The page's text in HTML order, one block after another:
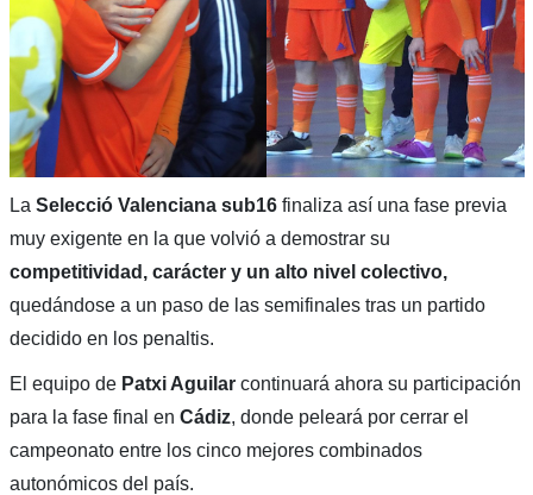
La Selecció Valenciana sub16finaliza así una fase previa
muy exigente en la que volvió a demostrar su
competitividad, carácter y un alto nivel colectivo,
quedándose a un paso de las semifinales tras un partido
decidido en los penaltis.
El equipo de Patxi Aguilarcontinuará ahora su participación
para la fase final en Cádiz, donde peleará por cerrar el
campeonato entre los cinco mejores combinados
autonómicos del país.